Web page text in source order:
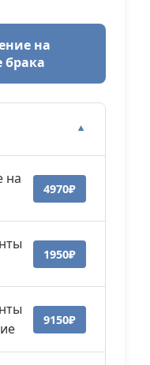
на
брака
▼
на
4970₽
1950₽
9150₽